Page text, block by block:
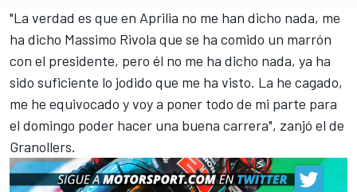
"La verdad es que en Aprilia no me han dicho nada, me
ha dicho Massimo Rivola que se ha comido un marrón
con el presidente, pero él no me ha dicho nada, ya ha
sido suficiente lo jodido que me ha visto. La he cagado,
me he equivocado y voy a poner todo de mi parte para
el domingo poder hacer una buena carrera", zanjó el de
Granollers.